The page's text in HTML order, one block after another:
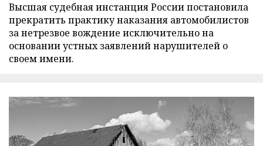
Высшая судебная инстанция России постановила
прекратить практику наказания автомобилистов
за нетрезвое вождение исключительно на
основании устных заявлений нарушителей о
своем имени.